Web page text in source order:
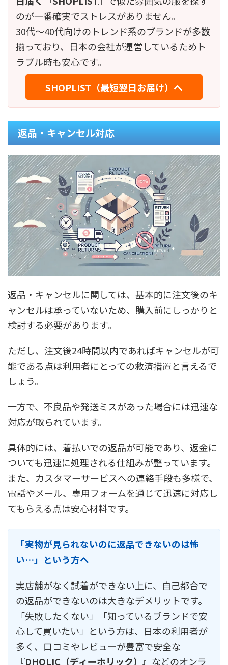
のが一番確実でストレスがありません。
30代〜40代向けのトレンド系のブランドが多数
揃っており、日本の会社が運営しているためト
ラブル時も安心です。
SHOPLIST（最短翌日お届け）へ
返品・キャンセル対応
返品・キャンセルに関しては、基本的に注文後のキ
ャンセルは承っていないため、購入前にしっかりと
検討する必要があります。
ただし、注文後24時間以内であればキャンセルが可
能である点は利用者にとっての救済措置と言えるで
しょう。
一方で、不良品や発送ミスがあった場合には迅速な
対応が取られています。
具体的には、着払いでの返品が可能であり、返金に
ついても迅速に処理される仕組みが整っています。
また、カスタマーサービスへの連絡手段も多様で、
電話やメール、専用フォームを通じて迅速に対応し
てもらえる点は安心材料です。
「実物が見られないのに返品できないのは怖
い…」という方へ
実店舗がなく試着ができない上に、自己都合で
の返品ができないのは大きなデメリットです。
「失敗したくない」「知っているブランドで安
心して買いたい」という方は、日本の利用者が
多く、口コミやレビューが豊富で安全な
『DHOLIC（ディーホリック）』 などのオンラ